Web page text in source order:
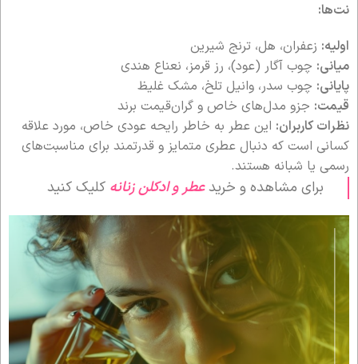
نت‌ها:
اولیه: زعفران، هل، ترنج شیرین
میانی: چوب آگار (عود)، رز قرمز، نعناع هندی
پایانی: چوب سدر، وانیل تلخ، مشک غلیظ
قیمت: جزو مدل‌های خاص و گران‌قیمت برند
نظرات کاربران: این عطر به خاطر رایحه عودی خاص، مورد علاقه
کسانی است که دنبال عطری متمایز و قدرتمند برای مناسبت‌های
رسمی یا شبانه هستند.
برای مشاهده و خریدعطر و ادکلن زنانه کلیک کنید